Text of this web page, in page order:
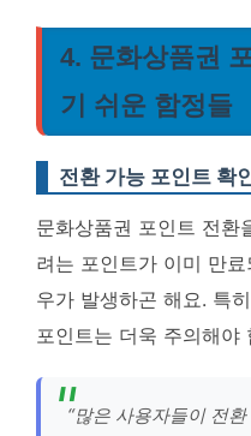
4. 문화상품권
기 쉬운 함정들
전환 가능 포인트 확
문화상품권 포인트 전환
려는 포인트가 이미 만
우가 발생하곤 해요. 특
포인트는 더욱 주의해야
“많은 사용자들이 전